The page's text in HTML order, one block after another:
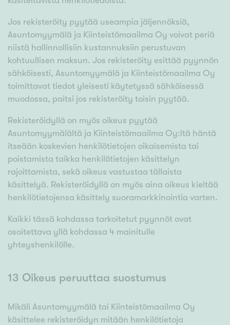
Jos rekisteröity pyytää useampia jäljennöksiä,
Asuntomyymälä ja Kiinteistömaailma Oy voivat periä
niistä hallinnollisiin kustannuksiin perustuvan
kohtuullisen maksun. Jos rekisteröity esittää pyynnön
sähköisesti, Asuntomyymälä ja Kiinteistömaailma Oy
toimittavat tiedot yleisesti käytetyssä sähköisessä
muodossa, paitsi jos rekisteröity toisin pyytää.
Rekisteröidyllä on myös oikeus pyytää
Asuntomyymälältä ja Kiinteistömaailma Oy:ltä häntä
itseään koskevien henkilötietojen oikaisemista tai
poistamista taikka henkilötietojen käsittelyn
rajoittamista, sekä oikeus vastustaa tällaista
käsittelyä. Rekisteröidyllä on myös aina oikeus kieltää
henkilötietojensa käsittely suoramarkkinointia varten.
Kaikki tässä kohdassa tarkoitetut pyynnöt ovat
osoitettava yllä kohdassa 4 mainitulle
yhteyshenkilölle.
13 Oikeus peruuttaa suostumus
Mikäli Asuntomyymälä tai Kiinteistömaailma Oy
käsittelee rekisteröidyn mitään henkilötietoja